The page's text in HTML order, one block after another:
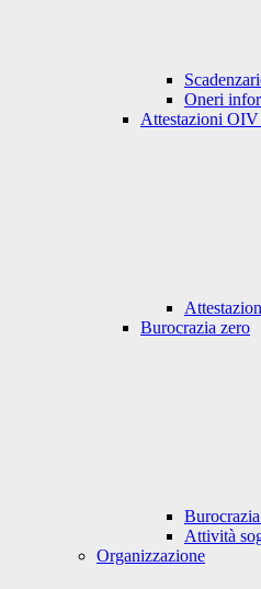
Oneri
Attestazioni OIV
Burocrazia zero
Attività
Organizzazione